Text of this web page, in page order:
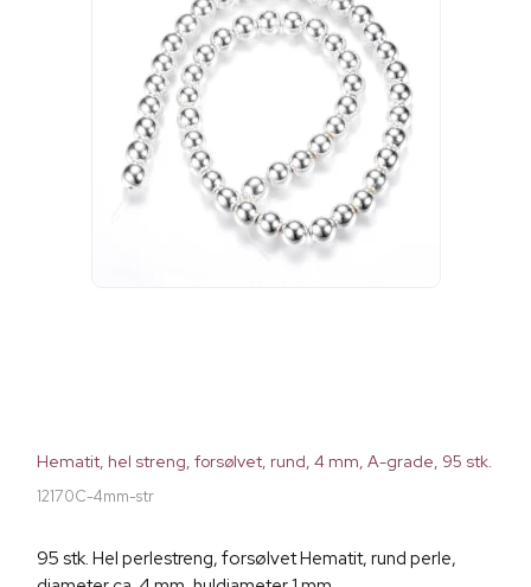
Hematit, hel streng, forsølvet, rund, 4 mm, A-grade, 95 stk.
12170C-4mm-str
95 stk. Hel perlestreng, forsølvet Hematit, rund perle,